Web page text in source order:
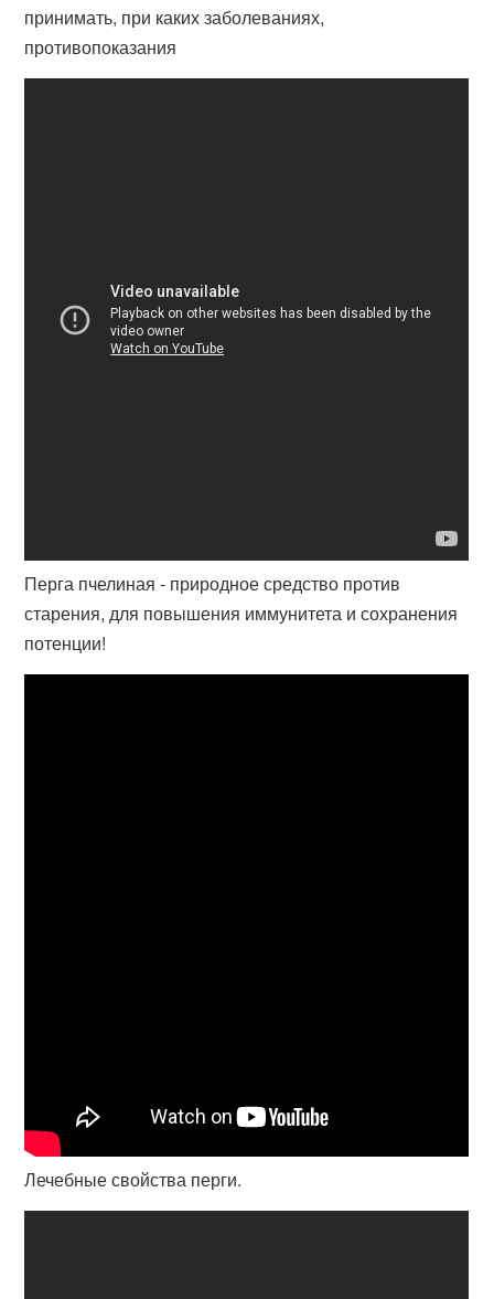
принимать, при каких заболеваниях,
противопоказания
Перга пчелиная - природное средство против
старения, для повышения иммунитета и сохранения
потенции!
Лечебные свойства перги.